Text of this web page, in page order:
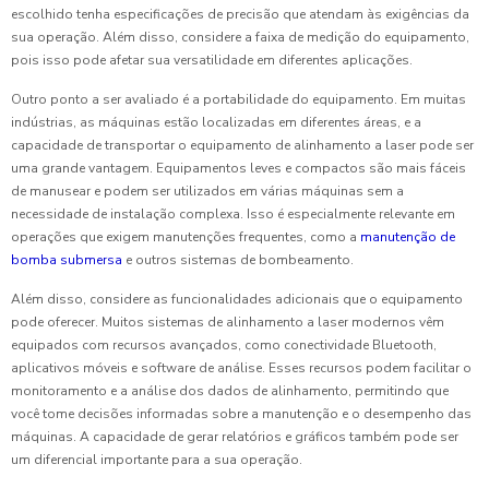
escolhido tenha especificações de precisão que atendam às exigências da
sua operação. Além disso, considere a faixa de medição do equipamento,
pois isso pode afetar sua versatilidade em diferentes aplicações.
Outro ponto a ser avaliado é a portabilidade do equipamento. Em muitas
indústrias, as máquinas estão localizadas em diferentes áreas, e a
capacidade de transportar o equipamento de alinhamento a laser pode ser
uma grande vantagem. Equipamentos leves e compactos são mais fáceis
de manusear e podem ser utilizados em várias máquinas sem a
necessidade de instalação complexa. Isso é especialmente relevante em
operações que exigem manutenções frequentes, como a manutenção de
bomba submersa e outros sistemas de bombeamento.
Além disso, considere as funcionalidades adicionais que o equipamento
pode oferecer. Muitos sistemas de alinhamento a laser modernos vêm
equipados com recursos avançados, como conectividade Bluetooth,
aplicativos móveis e software de análise. Esses recursos podem facilitar o
monitoramento e a análise dos dados de alinhamento, permitindo que
você tome decisões informadas sobre a manutenção e o desempenho das
máquinas. A capacidade de gerar relatórios e gráficos também pode ser
um diferencial importante para a sua operação.